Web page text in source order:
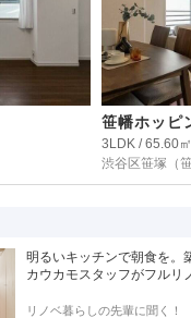
笹幡ホッピ
3LDK / 65.60㎡
渋谷区笹塚 （
明るいキッチンで朝食を。
カウカモスタッフがフルリ
リノベ暮らしの先輩に聞く！